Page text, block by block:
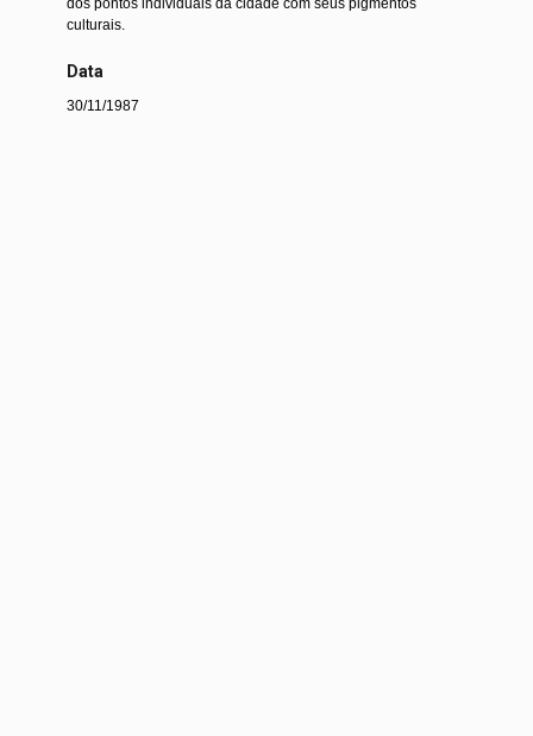
dos pontos individuais da cidade com seus pigmentos
culturais.
Data
30/11/1987